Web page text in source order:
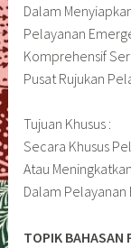
Dalam
Pelayanan
Komprehensif
Pusat Rujukan
Tujuan Khusus :
Secara Khusus
Atau
Dalam
TOPIK BAHASAN